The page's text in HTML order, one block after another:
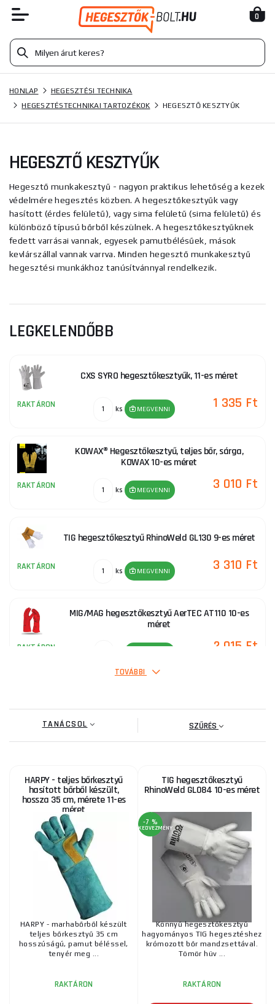
0
HONLAP
HEGESZTÉSI TECHNIKA
HEGESZTÉSTECHNIKAI TARTOZÉKOK
HEGESZTŐ KESZTYŰK
HEGESZTŐ KESZTYŰK
Hegesztő munkakesztyű - nagyon praktikus lehetőség a kezek
védelmére hegesztés közben. A hegesztőkesztyűk vagy
hasított (érdes felületű), vagy sima felületű (sima felületű) és
különböző típusú bőrből készülnek. A hegesztőkesztyűknek
fedett varrásai vannak, egyesek pamutbélésűek, mások
kevlárszállal vannak varrva. Minden hegesztő munkakesztyű
hegesztési munkákhoz tanúsítvánnyal rendelkezik.
LEGKELENDŐBB
CXS SYRO hegesztőkesztyűk, 11-es méret
RAKTÁRON ks MEGVENNI 1 335 Ft
KOWAX® Hegesztőkesztyű, teljes bőr, sárga,
KOWAX 10-es méret
RAKTÁRON ks MEGVENNI 3 010 Ft
TIG hegesztőkesztyű RhinoWeld GL130 9-es méret
RAKTÁRON ks MEGVENNI 3 310 Ft
MIG/MAG hegesztőkesztyű AerTEC AT110 10-es
méret
RAKTÁRON 2 015 Ft
RAKTÁRON MEGVENNI 3 310 Ft
RhinoWeld GL084 Tig Classic 10-es méretű
hegesztőkesztyű
MEGVENNI 2 600 Ft
MIG/MAG hegesztőkesztyű AerTEC AT110 11-es
méretű
a szállítónál
MEGVENNI 2 015 Ft
Hegesztőkesztyű, puha, ARDON GLEN v.10
TOVÁBBI
TANÁCSOL SZŰRÉS
HARPY - teljes bőrkesztyű
hasított bőrből készült,
hossza 35 cm, mérete 11-es
méret
HARPY - marhabőrből készült
teljes bőrkesztyű 35 cm
hosszúságú, pamut béléssel,
tenyér meg ...
RAKTÁRON
TIG hegesztőkesztyű
RhinoWeld GL084 10-es méret
-7 %
KEDVEZMÉNY
Könnyű hegesztőkesztyű
hagyományos TIG hegesztéshez
krómozott bőr mandzsettával.
Tömör hüv ...
RAKTÁRON